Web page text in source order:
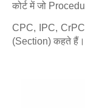
कोर्ट में जो
CPC, IPC, CrPC
(Section) कहते हैं।